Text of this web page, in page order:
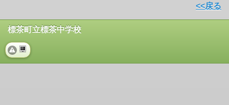
<<戻る
標茶町立標茶中学校